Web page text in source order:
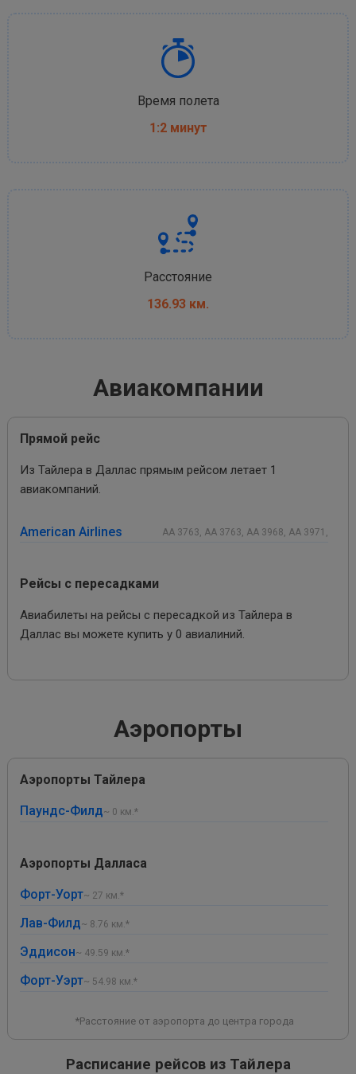
Время полета
1:2 минут
Расстояние
136.93 км.
Авиакомпании
Прямой рейс
Из Тайлера в Даллас прямым рейсом летает 1
авиакомпаний.
American Airlines AA 3763, AA 3763, AA 3968, AA 3971,
Рейсы с пересадками
Авиабилеты на рейсы с пересадкой из Тайлера в
Даллас вы можете купить у 0 авиалиний.
Аэропорты
Аэропорты Тайлера
Паундс-Филд~ 0 км.*
Аэропорты Далласа
Форт-Уорт~ 27 км.*
Лав-Филд~ 8.76 км.*
Эддисон~ 49.59 км.*
Форт-Уэрт~ 54.98 км.*
*Расстояние от аэропорта до центра города
Расписание рейсов из Тайлера